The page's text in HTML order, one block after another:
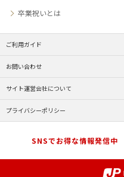
卒業祝いとは
ご利用ガイド
お問い合わせ
サイト運営会社について
プライバシーポリシー
SNSでお得な情報発信中